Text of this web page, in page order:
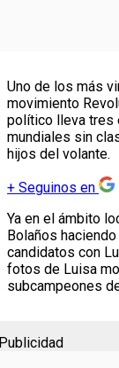
Uno de los más
movimiento
político lleva tres
mundiales sin
hijos del volante.
+ Seguinos en
Ya en el ámbito
Bolaños
candidatos con
fotos de Luisa
subcampeones